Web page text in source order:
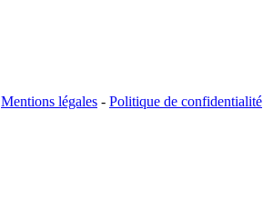
Mentions légales - Politique de confidentialité